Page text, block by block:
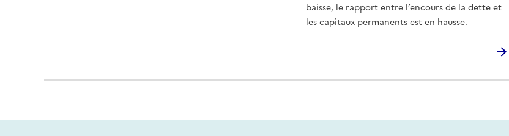
baisse, le rapport entre l’encours de la dette et
les capitaux permanents est en hausse.